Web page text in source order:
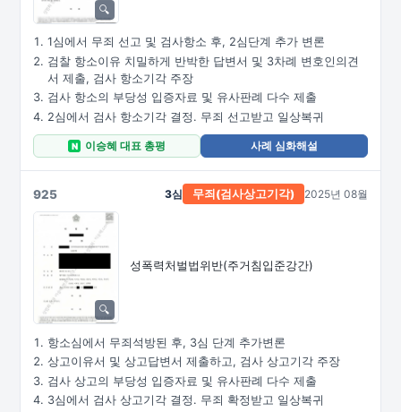
1심에서 무죄 선고 및 검사항소 후, 2심단계 추가 변론
검찰 항소이유 치밀하게 반박한 답변서 및 3차례 변호인의견
서 제출, 검사 항소기각 주장
검사 항소의 부당성 입증자료 및 유사판례 다수 제출
2심에서 검사 항소기각 결정. 무죄 선고받고 일상복귀
N 이승혜 대표 총평 사례 심화해설
925
성폭력처벌법위반(주거침입준강간)
3심 무죄 (검사상고기각) 2025년 08월
항소심에서 무죄석방된 후, 3심 단계 추가변론
상고이유서 및 상고답변서 제출하고, 검사 상고기각 주장
검사 상고의 부당성 입증자료 및 유사판례 다수 제출
3심에서 검사 상고기각 결정. 무죄 확정받고 일상복귀